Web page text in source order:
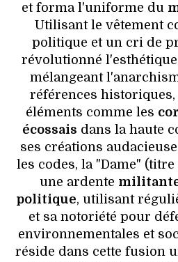
et forma l'uniforme du
Utilisant le vêtement
politique et un cri de
révolutionné
mélangeant
références
éléments comme les
écossais dans la haute
ses créations
les codes, la "Dame"
une ardente
politique, utilisant
et sa notoriété pour
environnementales et
réside dans cette fusion